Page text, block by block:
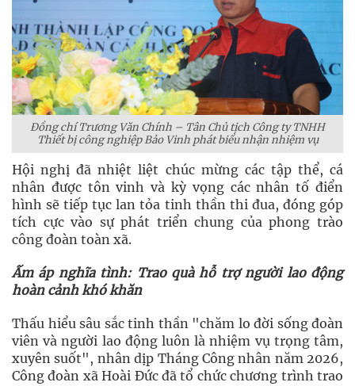
Đồng chí Trương Văn Chính – Tân Chủ tịch Công ty TNHH
Thiết bị công nghiệp Bảo Vinh phát biểu nhận nhiệm vụ
Hội nghị đã nhiệt liệt chúc mừng các tập thể, cá
nhân được tôn vinh và kỳ vọng các nhân tố điển
hình sẽ tiếp tục lan tỏa tinh thần thi đua, đóng góp
tích cực vào sự phát triển chung của phong trào
công đoàn toàn xã.
Ấm áp nghĩa tình: Trao quà hỗ trợ người lao động
hoàn cảnh khó khăn
Thấu hiểu sâu sắc tinh thần "chăm lo đời sống đoàn
viên và người lao động luôn là nhiệm vụ trọng tâm,
xuyên suốt", nhân dịp Tháng Công nhân năm 2026,
Công đoàn xã Hoài Đức đã tổ chức chương trình trao